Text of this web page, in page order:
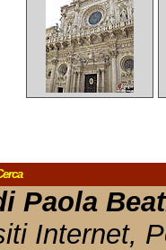
Paola
Internet,